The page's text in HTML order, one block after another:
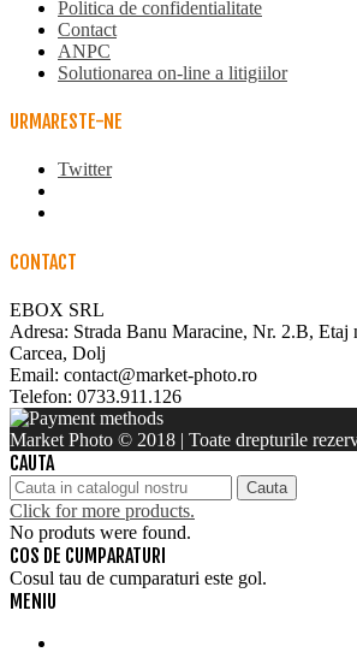
Politica de confidentialitate
Contact
ANPC
Solutionarea on-line a litigiilor
URMARESTE-NE
Twitter
CONTACT
EBOX SRL
Adresa: Strada Banu Maracine, Nr. 2.B, Etaj
Carcea, Dolj
Email: contact@market-photo.ro
Telefon: 0733.911.126
Market Photo © 2018 | Toate drepturile
CAUTA
Cauta
Click for more products.
No produts were found.
COS DE CUMPARATURI
Cosul tau de cumparaturi este gol.
MENIU